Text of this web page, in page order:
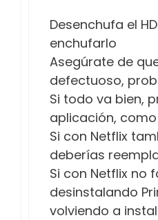
Desenchufa el
enchufarlo
Asegúrate de
defectuoso,
Si todo va bien,
aplicación, como
Si con Netflix
deberías
Si con Netflix no
desinstalando
volviendo a